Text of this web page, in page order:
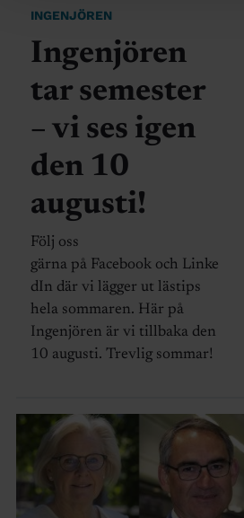
INGENJÖREN
Ingenjören
tar semester
– vi ses igen
den 10
augusti!
Följ oss
gärna på Facebook och Linke
dIn där vi lägger ut lästips
hela sommaren. Här på
Ingenjören är vi tillbaka den
10 augusti. Trevlig sommar!